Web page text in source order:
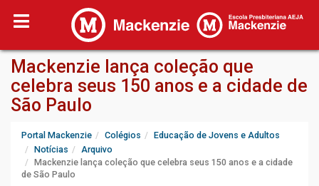
Mackenzie lança coleção que
celebra seus 150 anos e a cidade de
São Paulo
Portal Mackenzie Colégios
Educação de Jovens e Adultos
Notícias
Arquivo
Mackenzie lança coleção que celebra seus 150 anos e a cidade
de São Paulo